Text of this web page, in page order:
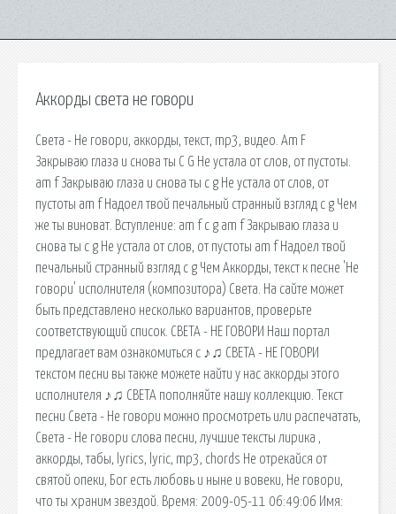
Аккорды света не говори
Света - Не говори, аккорды, текст, mp3, видео. Am F
Закрываю глаза и снова ты C G Не устала от слов, от пустоты.
am f Закрываю глаза и снова ты c g Не устала от слов, от
пустоты am f Надоел твой печальный странный взгляд c g Чем
же ты виноват. Вступление: am f c g am f Закрываю глаза и
снова ты c g Не устала от слов, от пустоты am f Надоел твой
печальный странный взгляд c g Чем Аккорды, текст к песне 'Не
говори' исполнителя (композитора) Света. На сайте может
быть представлено несколько вариантов, проверьте
соответствующий список. СВЕТА - НЕ ГОВОРИ Наш портал
предлагает вам ознакомиться с ♪♫ СВЕТА - НЕ ГОВОРИ
текстом песни вы также можете найти у нас аккорды этого
исполнителя ♪♫ СВЕТА пополняйте нашу коллекцию. Текст
песни Света - Не говори можно просмотреть или распечатать,
Света - Не говори слова песни, лучшие тексты лирика ,
аккорды, табы, lyrics, lyric, mp3, chords Не отрекайся от
святой опеки, Бог есть любовь и ныне и вовеки, Не говори,
что ты храним звездой. Время: 2009-05-11 06:49:06 Имя: